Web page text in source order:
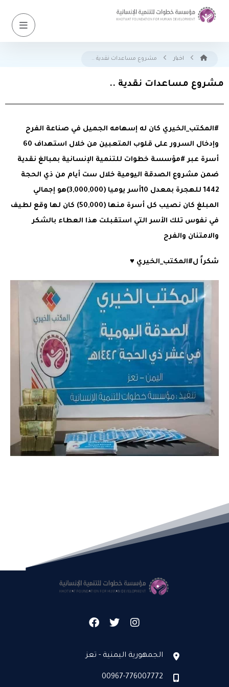
اخبار مشروع مساعدات نقدية ..
مشروع مساعدات نقدية ..
#المكتب_الخيري كان له إسهامه الجميل في صناعة الفرح
وإدخال السرور على قلوب المتعبين من خلال استهداف 60
أسرة عبر #مؤسسة خطوات للتنمية الإنسانية بمبالغ نقدية
ضمن مشروع الصدقة اليومية خلال ست أيام من ذي الحجة
1442 للهجرة بمعدل 10أسر يوميا (3,000,000)هو إجمالي
المبلغ كان نصيب كل أسرة منها (50,000) كان لها وقع لطيف
في نفوس تلك الأسر التي استقبلت هذا العطاء بالشكر
والامتنان والفرح
شكراً ل#المكتب_الخيري ♥
الجمهورية اليمنية - تعز
00967-776007772